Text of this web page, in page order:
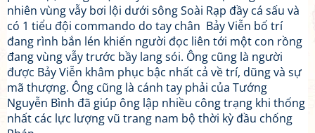
nhiên vùng vẫy bơi lội dưới sông Soài Rạp đầy cá sấu và
có 1 tiểu đội commando do tay chân Bảy Viễn bố trí
đang rình bắn lén khiến người đọc liên tới một con rồng
đang vùng vẫy trước bầy lang sói. Ông cũng là người
được Bảy Viễn khâm phục bậc nhất cả về trí, dũng và sự
mã thượng. Ông cũng là cánh tay phải của Tướng
Nguyễn Bình đã giúp ông lập nhiều công trạng khi thống
nhất các lực lượng vũ trang nam bộ thời kỳ đầu chống